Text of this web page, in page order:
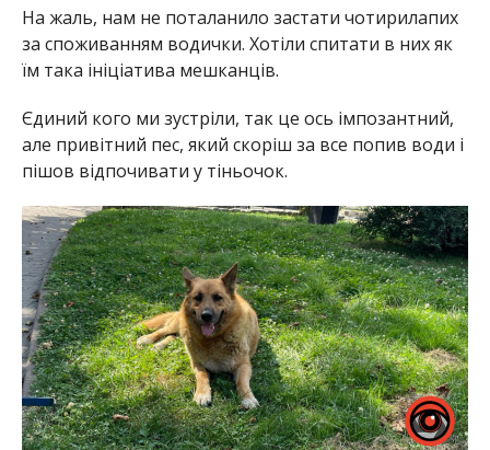
На жаль, нам не поталанило застати чотирилапих
за споживанням водички. Хотіли спитати в них як
їм така ініціатива мешканців.
Єдиний кого ми зустріли, так це ось імпозантний,
але привітний пес, який скоріш за все попив води і
пішов відпочивати у тіньочок.